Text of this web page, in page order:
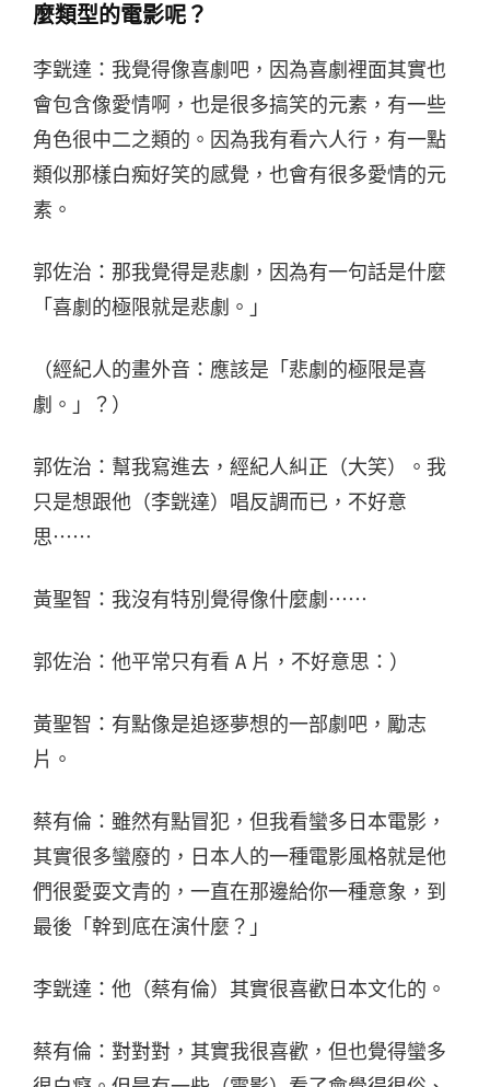
麼類型的電影呢？
李皝達：我覺得像喜劇吧，因為喜劇裡面其實也
會包含像愛情啊，也是很多搞笑的元素，有一些
角色很中二之類的。因為我有看六人行，有一點
類似那樣白痴好笑的感覺，也會有很多愛情的元
素。
郭佐治：那我覺得是悲劇，因為有一句話是什麼
「喜劇的極限就是悲劇。」
（經紀人的畫外音：應該是「悲劇的極限是喜
劇。」？）
郭佐治：幫我寫進去，經紀人糾正（大笑）。我
只是想跟他（李皝達）唱反調而已，不好意
思⋯⋯
黃聖智：我沒有特別覺得像什麼劇⋯⋯
郭佐治：他平常只有看 A 片，不好意思：）
黃聖智：有點像是追逐夢想的一部劇吧，勵志
片。
蔡有倫：雖然有點冒犯，但我看蠻多日本電影，
其實很多蠻廢的，日本人的一種電影風格就是他
們很愛耍文青的，一直在那邊給你一種意象，到
最後「幹到底在演什麼？」
李皝達：他（蔡有倫）其實很喜歡日本文化的。
蔡有倫：對對對，其實我很喜歡，但也覺得蠻多